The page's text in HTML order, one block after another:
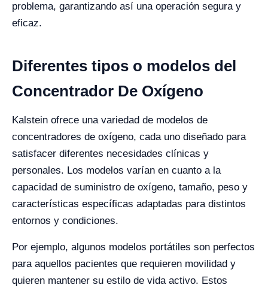
problema, garantizando así una operación segura y
eficaz.
Diferentes tipos o modelos del
Concentrador De Oxígeno
Kalstein ofrece una variedad de modelos de
concentradores de oxígeno, cada uno diseñado para
satisfacer diferentes necesidades clínicas y
personales. Los modelos varían en cuanto a la
capacidad de suministro de oxígeno, tamaño, peso y
características específicas adaptadas para distintos
entornos y condiciones.
Por ejemplo, algunos modelos portátiles son perfectos
para aquellos pacientes que requieren movilidad y
quieren mantener su estilo de vida activo. Estos